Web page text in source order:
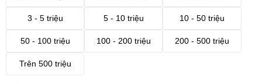
3 - 5 triệu 5 - 10 triệu 10 - 50 triệu
50 - 100 triệu 100 - 200 triệu 200 - 500 triệu
Trên 500 triệu